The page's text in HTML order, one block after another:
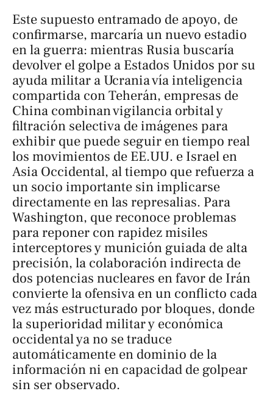
Este supuesto entramado de apoyo, de
confirmarse, marcaría un nuevo estadio
en la guerra: mientras Rusia buscaría
devolver el golpe a Estados Unidos por su
ayuda militar a Ucrania vía inteligencia
compartida con Teherán, empresas de
China combinan vigilancia orbital y
filtración selectiva de imágenes para
exhibir que puede seguir en tiempo real
los movimientos de EE.UU. e Israel en
Asia Occidental, al tiempo que refuerza a
un socio importante sin implicarse
directamente en las represalias. Para
Washington, que reconoce problemas
para reponer con rapidez misiles
interceptores y munición guiada de alta
precisión, la colaboración indirecta de
dos potencias nucleares en favor de Irán
convierte la ofensiva en un conflicto cada
vez más estructurado por bloques, donde
la superioridad militar y económica
occidental ya no se traduce
automáticamente en dominio de la
información ni en capacidad de golpear
sin ser observado.